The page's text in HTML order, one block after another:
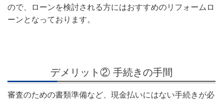
ので、ローンを検討される方にはおすすめのリフォームロ
ーンとなっております。
デメリット② 手続きの手間
審査のための書類準備など、現金払いにはない手続きが必